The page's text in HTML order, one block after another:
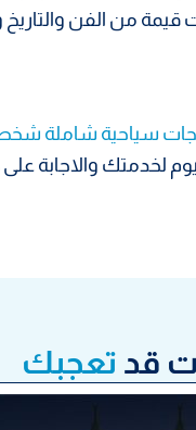
من الفن والتاريخ
سياحية شاملة
لخدمتك والاجابة
قد تعجبك